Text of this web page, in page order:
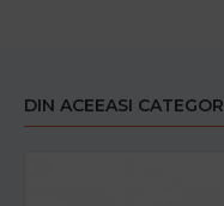
DIN ACEEASI